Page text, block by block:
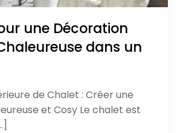
une Décoration
dans un
de Chalet : Créer une
et Cosy Le chalet est